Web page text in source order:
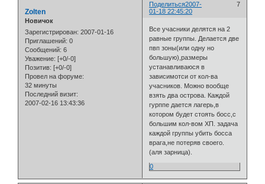
Поделиться 7
2007-
01-18 22:45:20
Zolten
Новичок
Зарегистрирован: 2007-01-16
Приглашений: 0
Сообщений: 6
Уважение: [+0/-0]
Позитив: [+0/-0]
Провел на форуме:
32 минуты
Последний визит:
2007-02-16 13:43:36
Все учасники делятся на 2
равные группы. Делается две
пвп зоны(или одну но
большую),размеры
устанавливаюся в
зависимотси от кол-ва
учасников. Можно вообще
взять два острова. Каждой
гурппе дается лагерь,в
котором будет стоять босс,с
большим кол-вом ХП. задача
каждой группы убить босса
врага,не потеряв своего.
(аля зарница).
0